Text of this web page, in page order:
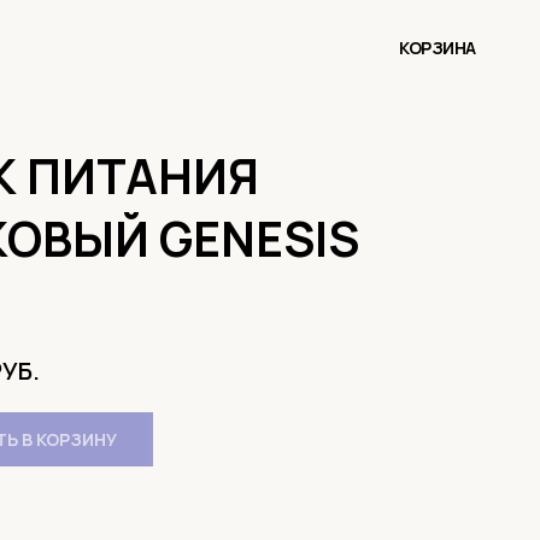
КОРЗИНА
ПИТАНИЯ
GENESIS
В КОРЗИНУ